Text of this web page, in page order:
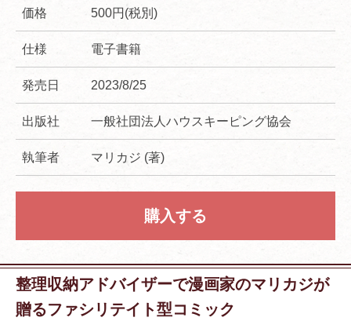
価格 500円(税別)
仕様 電子書籍
発売日 2023/8/25
出版社 一般社団法人ハウスキーピング協会
執筆者 マリカジ (著)
購入する
整理収納アドバイザーで漫画家のマリカジが
贈るファシリテイト型コミック